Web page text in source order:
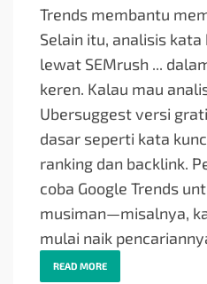
Trends membantu
Selain itu, analisis
lewat SEMrush ...
keren. Kalau mau
Ubersuggest versi
dasar seperti kata
ranking dan backlink.
coba Google Trends
musiman—misalnya,
mulai naik
READ MORE